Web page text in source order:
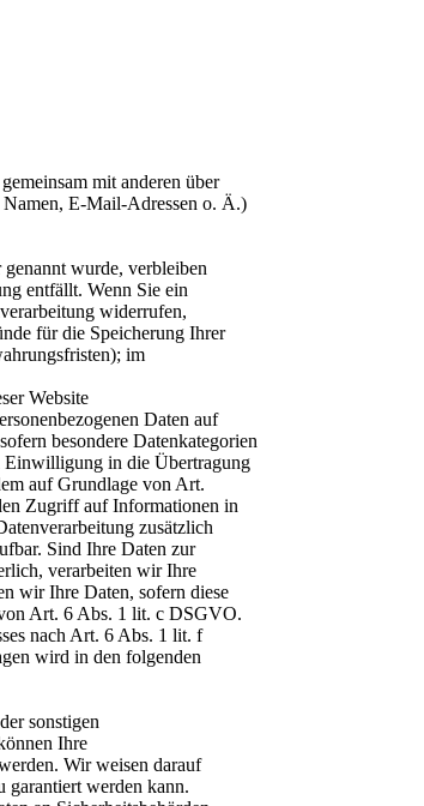
mit anderen über
E-Mail-Adressen o. Ä.)
wurde, verbleiben
entfällt. Wenn Sie ein
widerrufen,
für die Speicherung Ihrer
im
Website
Daten auf
besondere Datenkategorien
Einwilligung in die Übertragung
auf Grundlage von Art.
Zugriff auf Informationen in
zusätzlich
Sind Ihre Daten zur
verarbeiten wir Ihre
wir Ihre Daten, sofern diese
Art. 6 Abs. 1 lit. c DSGVO.
nach Art. 6 Abs. 1 lit. f
wird in den folgenden
sonstigen
Ihre
Wir weisen darauf
garantiert werden kann.